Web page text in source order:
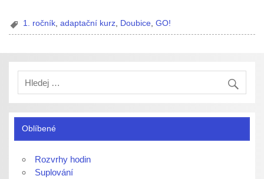
1. ročník,adaptační kurz, Doubice,GO!
Oblíbené
Rozvrhy hodin
Suplování